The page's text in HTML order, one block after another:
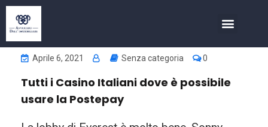
Aprile 6, 2021 Senza categoria 0
Tutti i Casino Italiani dove è possibile
usare la Postepay